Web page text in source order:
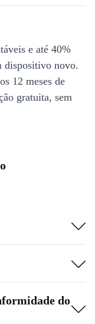
e até 40%
dispositivo novo.
12 meses de
gratuita, sem
do